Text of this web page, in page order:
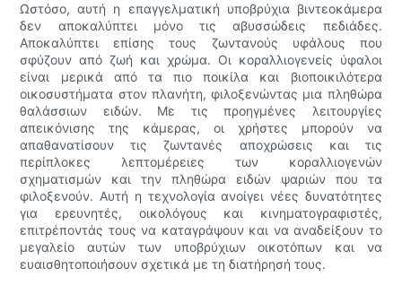
Ωστόσο, αυτή η επαγγελματική υποβρύχια βιντεοκάμερα
δεν αποκαλύπτει μόνο τις αβυσσώδεις πεδιάδες.
Αποκαλύπτει επίσης τους ζωντανούς υφάλους που
σφύζουν από ζωή και χρώμα. Οι κοραλλιογενείς ύφαλοι
είναι μερικά από τα πιο ποικίλα και βιοποικιλότερα
οικοσυστήματα στον πλανήτη, φιλοξενώντας μια πληθώρα
θαλάσσιων ειδών. Με τις προηγμένες λειτουργίες
απεικόνισης της κάμερας, οι χρήστες μπορούν να
απαθανατίσουν τις ζωντανές αποχρώσεις και τις
περίπλοκες λεπτομέρειες των κοραλλιογενών
σχηματισμών και την πληθώρα ειδών ψαριών που τα
φιλοξενούν. Αυτή η τεχνολογία ανοίγει νέες δυνατότητες
για ερευνητές, οικολόγους και κινηματογραφιστές,
επιτρέποντάς τους να καταγράψουν και να αναδείξουν το
μεγαλείο αυτών των υποβρύχιων οικοτόπων και να
ευαισθητοποιήσουν σχετικά με τη διατήρησή τους.